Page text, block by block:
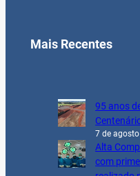
Mais Recentes
95 anos
7 de
Alta
com